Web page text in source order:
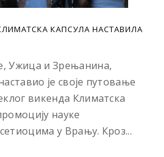
КАПСУЛА НАСТАВИЛА
Ужица и Зрењанина,
је своје путовање
викенда Климатска
науке
у Врању. Кроз...